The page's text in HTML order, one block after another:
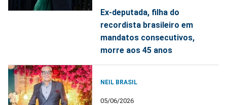
Ex-deputada, filha do
recordista brasileiro em
mandatos consecutivos,
morre aos 45 anos
NEIL BRASIL
05/06/2026